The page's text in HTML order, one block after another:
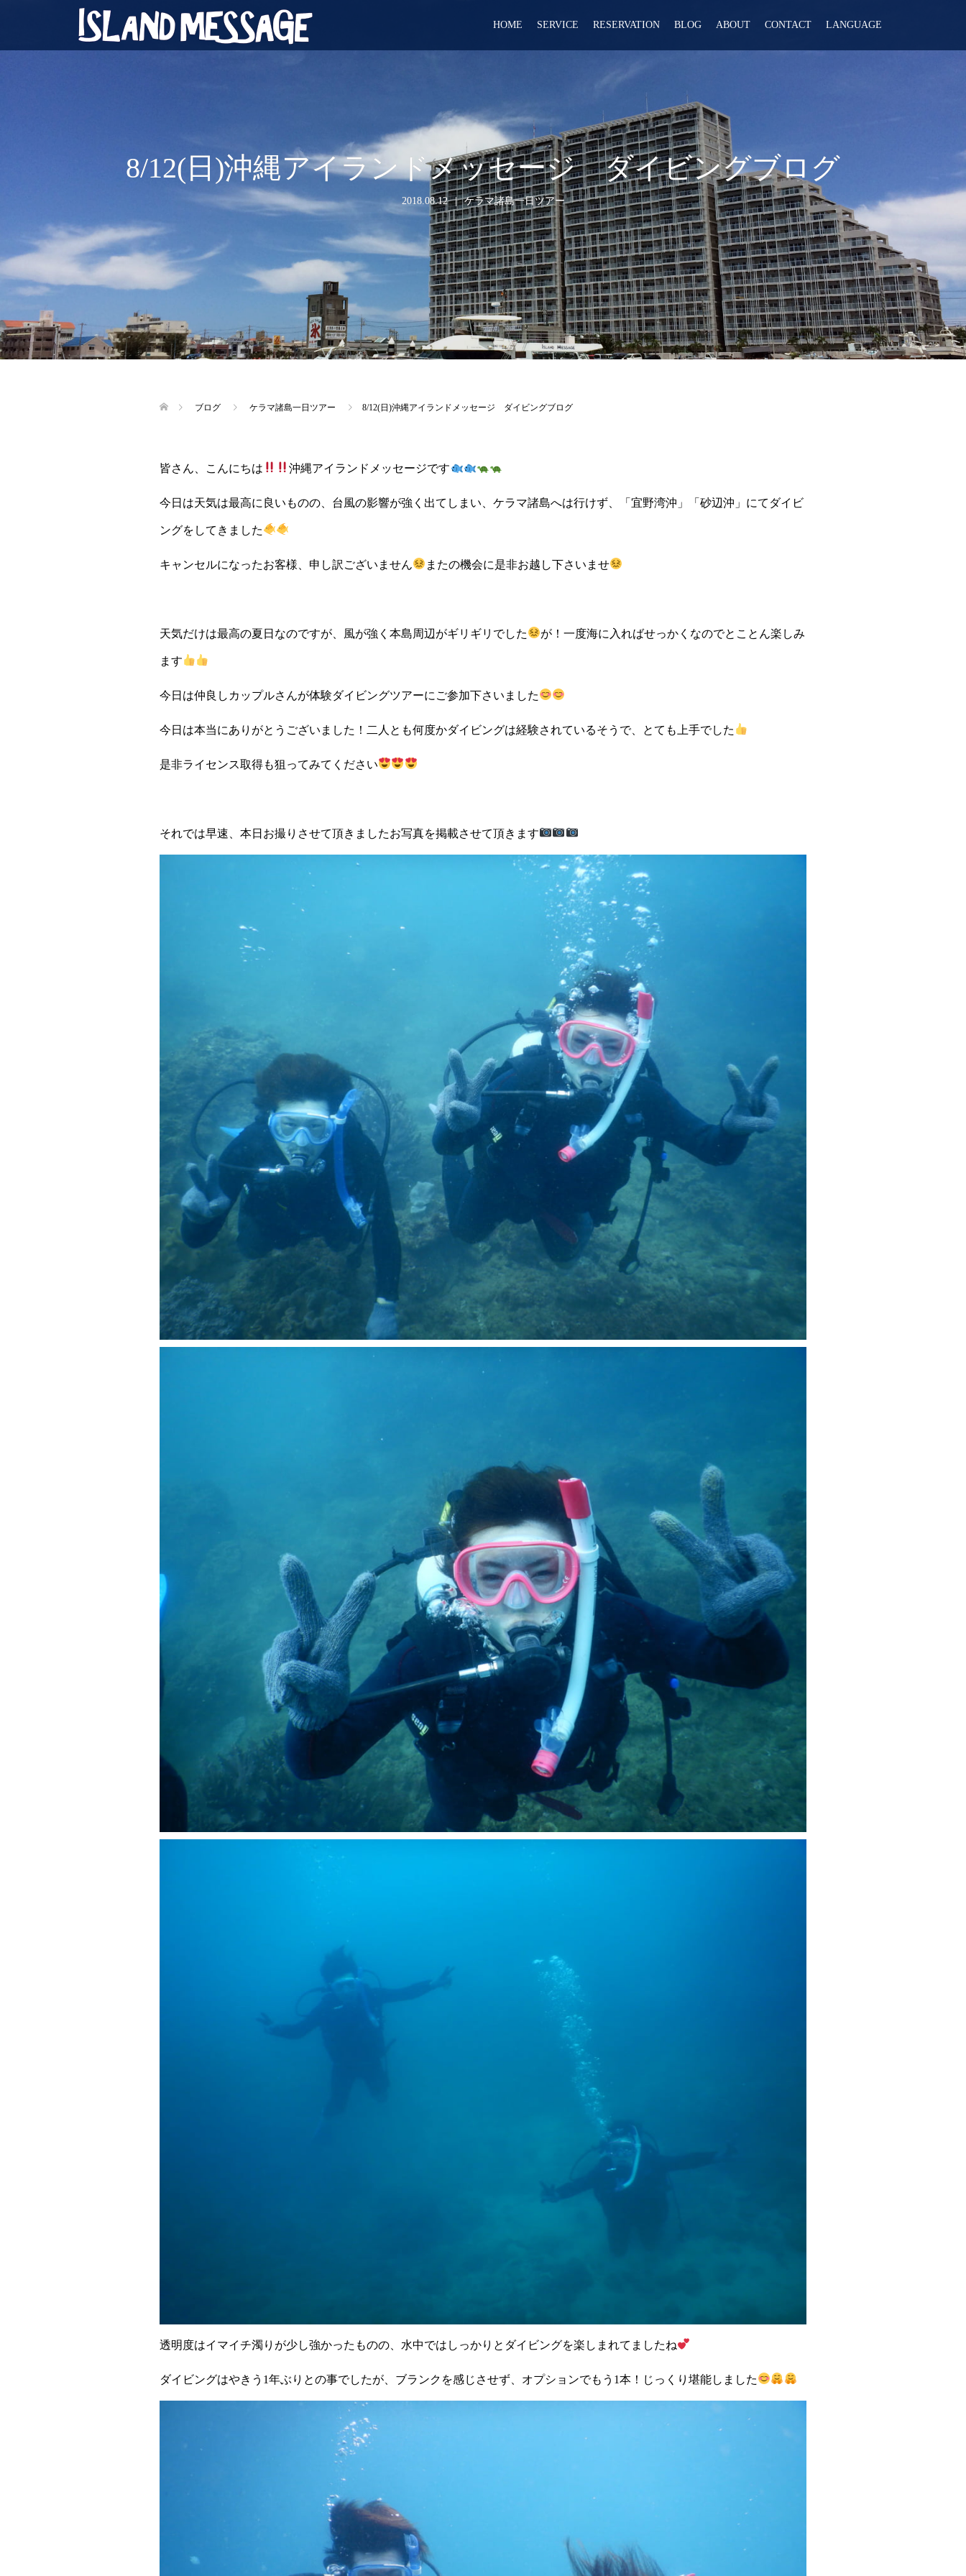
HOME SERVICE RESERVATION BLOG ABOUT CONTACT LANGUAGE
8/12(日)沖縄アイランドメッセージ ダイビングブログ
2018.08.12 ケラマ諸島一日ツアー
ブログ ケラマ諸島一日ツアー 8/12(日)沖縄アイランドメッセージ ダイビングブログ
皆さん、こんにちは 沖縄アイランドメッセージです
今日は天気は最高に良いものの、台風の影響が強く出てしまい、ケラマ諸島へは行けず、「宜野湾沖」「砂辺沖」にてダイビ
ングをしてきました
キャンセルになったお客様、申し訳ございません またの機会に是非お越し下さいませ
天気だけは最高の夏日なのですが、風が強く本島周辺がギリギリでした が！一度海に入ればせっかくなのでとことん楽しみ
ます
今日は仲良しカップルさんが体験ダイビングツアーにご参加下さいました
今日は本当にありがとうございました！二人とも何度かダイビングは経験されているそうで、とても上手でした
是非ライセンス取得も狙ってみてください
それでは早速、本日お撮りさせて頂きましたお写真を掲載させて頂きます
透明度はイマイチ濁りが少し強かったものの、水中ではしっかりとダイビングを楽しまれてましたね
ダイビングはやきう1年ぶりとの事でしたが、ブランクを感じさせず、オプションでもう1本！じっくり堪能しました